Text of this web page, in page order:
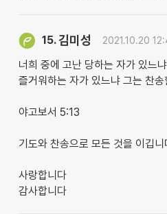
15.김미성 2021.10.20
너희 중에 고난 당하는 자가 있느
즐거워하는 자가 있느냐 그는 찬
야고보서 5:13
기도와 찬송으로 모든 것을 이깁
사랑합니다
감사합니다